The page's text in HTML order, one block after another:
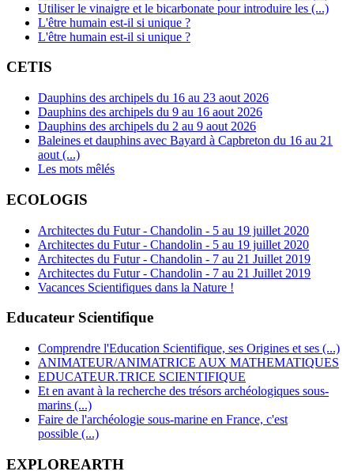
Utiliser le vinaigre et le bicarbonate pour introduire les (...)
L'être humain est-il si unique ?
L'être humain est-il si unique ?
CETIS
Dauphins des archipels du 16 au 23 aout 2026
Dauphins des archipels du 9 au 16 aout 2026
Dauphins des archipels du 2 au 9 aout 2026
Baleines et dauphins avec Bayard à Capbreton du 16 au 21
aout (...)
Les mots mêlés
ECOLOGIS
Architectes du Futur - Chandolin - 5 au 19 juillet 2020
Architectes du Futur - Chandolin - 5 au 19 juillet 2020
Architectes du Futur - Chandolin - 7 au 21 Juillet 2019
Architectes du Futur - Chandolin - 7 au 21 Juillet 2019
Vacances Scientifiques dans la Nature !
Educateur Scientifique
Comprendre l'Education Scientifique, ses Origines et ses (...)
ANIMATEUR/ANIMATRICE AUX MATHEMATIQUES
EDUCATEUR.TRICE SCIENTIFIQUE
Et en avant à la recherche des trésors archéologiques sous-
marins (...)
Faire de l'archéologie sous-marine en France, c'est
possible (...)
EXPLOREARTH